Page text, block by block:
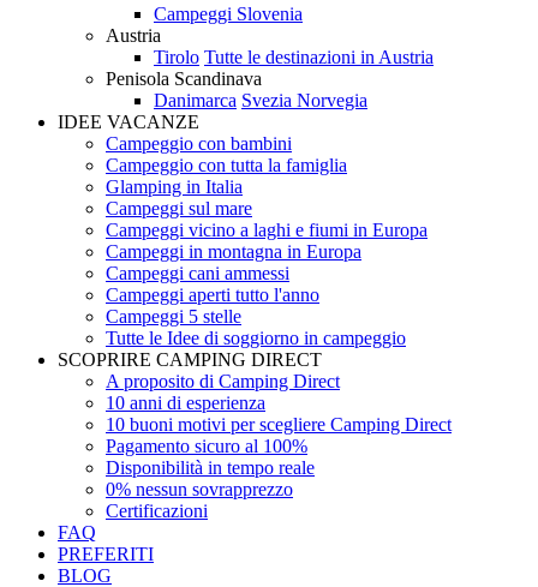
Campeggi Slovenia
Austria
Tirolo Tutte le destinazioni in Austria
Penisola Scandinava
Danimarca Svezia Norvegia
IDEE VACANZE
Campeggio con bambini
Campeggio con tutta la famiglia
Glamping in Italia
Campeggi sul mare
Campeggi vicino a laghi e fiumi in Europa
Campeggi in montagna in Europa
Campeggi cani ammessi
Campeggi aperti tutto l'anno
Campeggi 5 stelle
Tutte le Idee di soggiorno in campeggio
SCOPRIRE CAMPING DIRECT
A proposito di Camping Direct
10 anni di esperienza
10 buoni motivi per scegliere Camping Direct
Pagamento sicuro al 100%
Disponibilità in tempo reale
0% nessun sovrapprezzo
Certificazioni
FAQ
PREFERITI
BLOG